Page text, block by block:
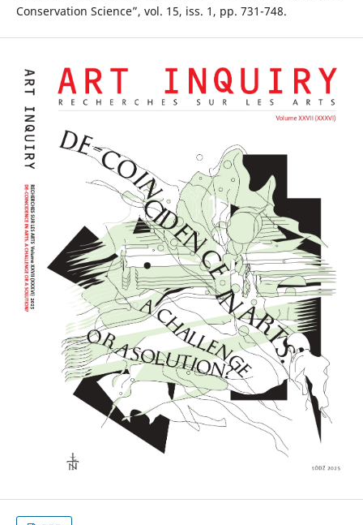
Conservation Science”, vol. 15, iss. 1, pp. 731-748.